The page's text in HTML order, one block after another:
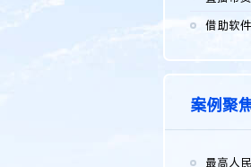
案例聚